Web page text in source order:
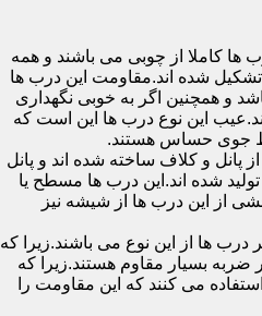
ها کاملا از چوبی می باشند و همه
شده اند.مقاومت این درب ها
و همچنین اگر به خوبی نگهداری
این نوع درب ها این است که
جوی حساس هستند.
پانل و کلاف ساخته شده اند و پانل
شده اند.این درب ها مسطح یا
از این درب ها از شیشه نیز
ها از این نوع می باشند.زیرا که
ضربه بسیار مقاوم هستند.زیرا که
می کنند که این مقاومت را